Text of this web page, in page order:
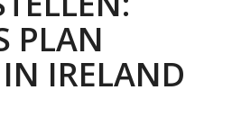
PLAN
IRELAND